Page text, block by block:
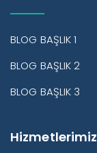
BLOG BAŞLIK 1
BLOG BAŞLIK 2
BLOG BAŞLIK 3
Hizmetlerimiz